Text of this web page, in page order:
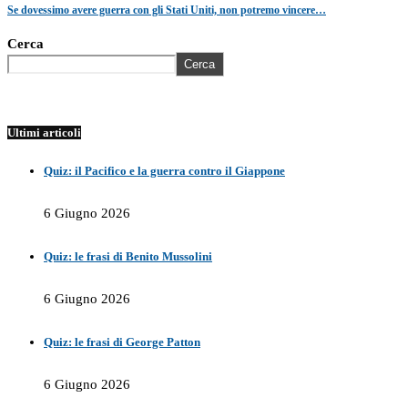
Se dovessimo avere guerra con gli Stati Uniti, non potremo vincere…
Cerca
Cerca
Ultimi articoli
Quiz: il Pacifico e la guerra contro il Giappone
6 Giugno 2026
Quiz: le frasi di Benito Mussolini
6 Giugno 2026
Quiz: le frasi di George Patton
6 Giugno 2026